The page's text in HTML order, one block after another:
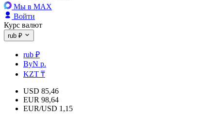
Мы в MAX
Войти
Курс валют
rub ₽
rub ₽
ByN р.
KZT ₸
USD 85,46
EUR 98,64
EUR/USD 1,15